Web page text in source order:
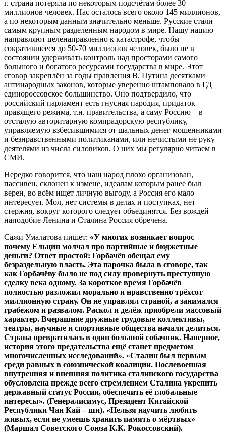
г. страна потеряла по некоторым подсчётам более 30
миллионов человек. Нас осталось всего около 145 миллионов,
а по некоторым данным значительно меньше. Русские стали
самым крупным разделенным народом в мире. Нашу нацию
направляют целенаправленно к катастрофе, чтобы
сократившееся до 50-70 миллионов человек, было не в
состоянии удерживать контроль над просторами самого
большого и богатого ресурсами государства в мире. Этот
сговор закреплён за годы правления В. Путина десятками
антинародных законов, которые уверенно штамповало в ГД
единороссовское большинство. Оно подтвердило, что
российский парламент есть гнусная пародия, придаток
правящего режима, т.н. правительства, а саму Россию – в
отсталую авторитарную компрадорскую республику,
управляемую взбесившимися от шальных денег мошенниками
и безнравственными политиканами, или нечистыми не руку
деятелями из числа силовиков. О них мы регулярно читаем в
СМИ.
Нередко говорится, что наш народ плохо организован,
пассивен, склонен к измене, идеалам которым ранее был
верен, во всём ищет личную выгоду, а Россия его мало
интересует. Мол, нет системы в делах и поступках, нет
стержня, вокруг которого следует объединятся. Без вождей
наподобие Ленина и Сталина Россия обречена.
Сажи Умалатова пишет: «У многих возникает вопрос
почему Ельцин молчал про партийные и бюджетные
деньги? Ответ простой: Горбачёв обещал ему
безраздельную власть. Эта парочка была в сговоре, так
как Горбачёву было не под силу провернуть преступную
сделку века одному. За короткое время Горбачёв
полностью разложил морально и нравственно трёхсот
миллионную страну. Он не управлял страной, а занимался
грабежом и развалом. Раскол и делёж приобрели массовый
характер. Вчерашние дружные трудовые коллективы,
театры, научные и спортивные общества начали делиться.
Страна превратилась в один большой собачник. Наверное,
история этого предательства ещё станет предметом
многочисленных исследований». «Сталин был первым
среди равных в союзнической коалиции. Послевоенная
внутренняя и внешняя политика сталинского государства
обусловлена прежде всего стремлением Сталина укрепить
державный статус России, обеспечить её глобальные
интересы». (Генералисимус, Президент Китайской
Республики Чан Кай – ши). «Нельзя научить любить
живых, если не умеешь хранить память о мёртвых»
(Маршал Советского Союза К.К. Рокоссовский).